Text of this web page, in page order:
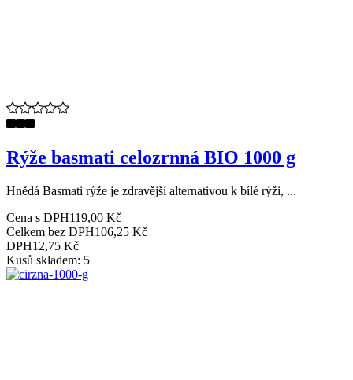
Rýže basmati celozrnná BIO 1000 g
Hnědá Basmati rýže je zdravější alternativou k bílé rýži, ...
Cena s DPH119,00 Kč
Celkem bez DPH106,25 Kč
DPH12,75 Kč
Kusů skladem: 5